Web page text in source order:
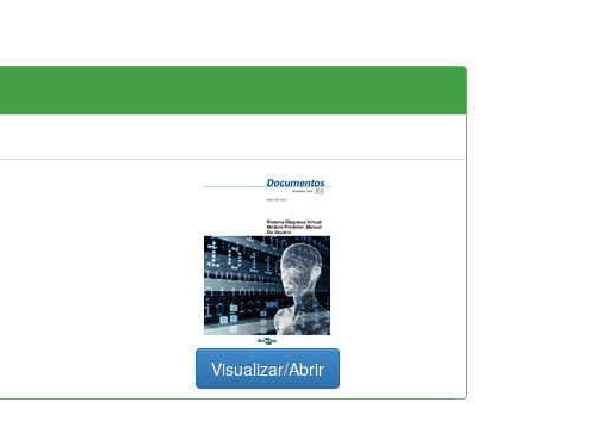
Visualizar/Abrir